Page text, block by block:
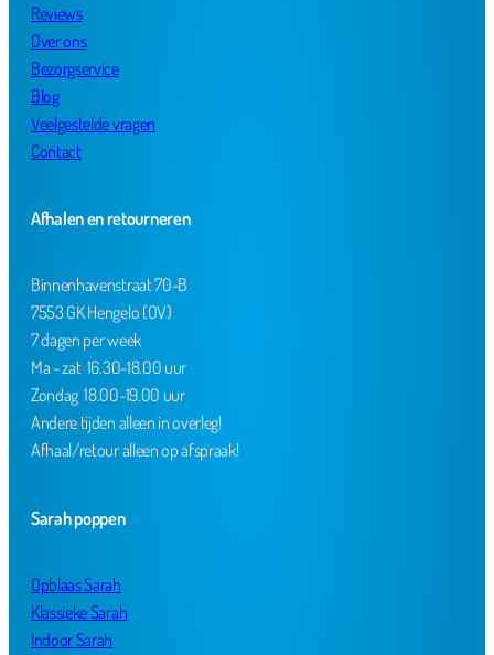
Reviews
Over ons
Bezorgservice
Blog
Veelgestelde vragen
Contact
Afhalen en retourneren
Binnenhavenstraat 70-B
7553 GK Hengelo (OV)
7 dagen per week
Ma - zat 16.30-18.00 uur
Zondag 18.00-19.00 uur
Andere tijden alleen in overleg!
Afhaal/retour alleen op afspraak!
Sarah poppen
Opblaas Sarah
Klassieke Sarah
Indoor Sarah